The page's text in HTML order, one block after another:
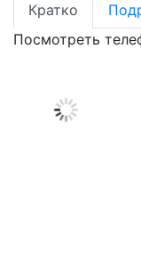
Кратко
Посмотреть